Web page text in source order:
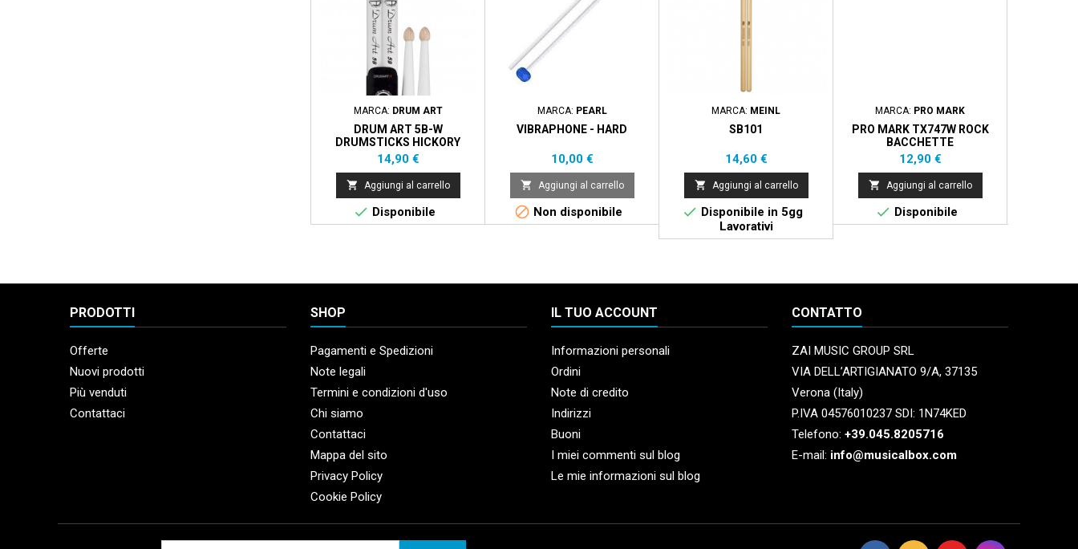
MARCA: DRUM ART
DRUM ART 5B-W
DRUMSTICKS HICKORY
WHITE
Prezzo
14,90 €
 Aggiungi al carrello
 Disponibile
MARCA: PEARL
VIBRAPHONE - HARD
Prezzo
10,00 €
 Aggiungi al carrello
 Non disponibile
MARCA: MEINL
SB101
Prezzo
14,60 €
 Aggiungi al carrello
 Disponibile in 5gg
Lavorativi
MARCA: PRO MARK
PRO MARK TX747W ROCK
BACCHETTE
Prezzo
12,90 €
 Aggiungi al carrello
 Disponibile
PRODOTTI
Offerte
Nuovi prodotti
Più venduti
Contattaci
SHOP
Pagamenti e Spedizioni
Note legali
Termini e condizioni d'uso
Chi siamo
Contattaci
Mappa del sito
Privacy Policy
Cookie Policy
IL TUO ACCOUNT
Informazioni personali
Ordini
Note di credito
Indirizzi
Buoni
I miei commenti sul blog
Le mie informazioni sul blog
CONTATTO
ZAI MUSIC GROUP SRL
VIA DELL’ARTIGIANATO 9/A, 37135
Verona (Italy)
P.IVA 04576010237 SDI: 1N74KED
Telefono: +39.045.8205716
E-mail: info@musicalbox.com